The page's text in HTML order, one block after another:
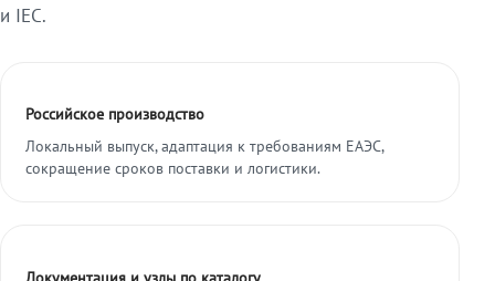
и IEC.
Российское производство
Локальный выпуск, адаптация к требованиям ЕАЭС,
сокращение сроков поставки и логистики.